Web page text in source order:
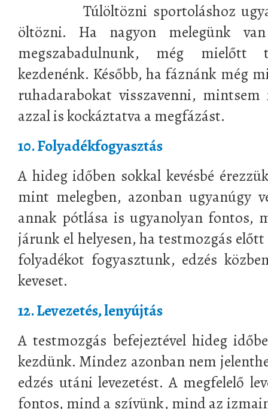
Túlöltözni sportoláshoz
öltözni. Ha nagyon melegünk
megszabadulnunk, még mielőtt
kezdenénk. Később, ha fáznánk még
ruhadarabokat visszavenni,
azzal is kockáztatva a megfázást.
10. Folyadékfogyasztás
A hideg időben sokkal kevésbé
mint melegben, azonban ugyanúgy
annak pótlása is ugyanolyan fontos,
járunk el helyesen, ha testmozgás
folyadékot fogyasztunk, edzés
keveset.
12. Levezetés, lenyújtás
A testmozgás befejeztével hideg
kezdünk. Mindez azonban nem
edzés utáni levezetést. A megfelelő
fontos, mind a szívünk, mind az